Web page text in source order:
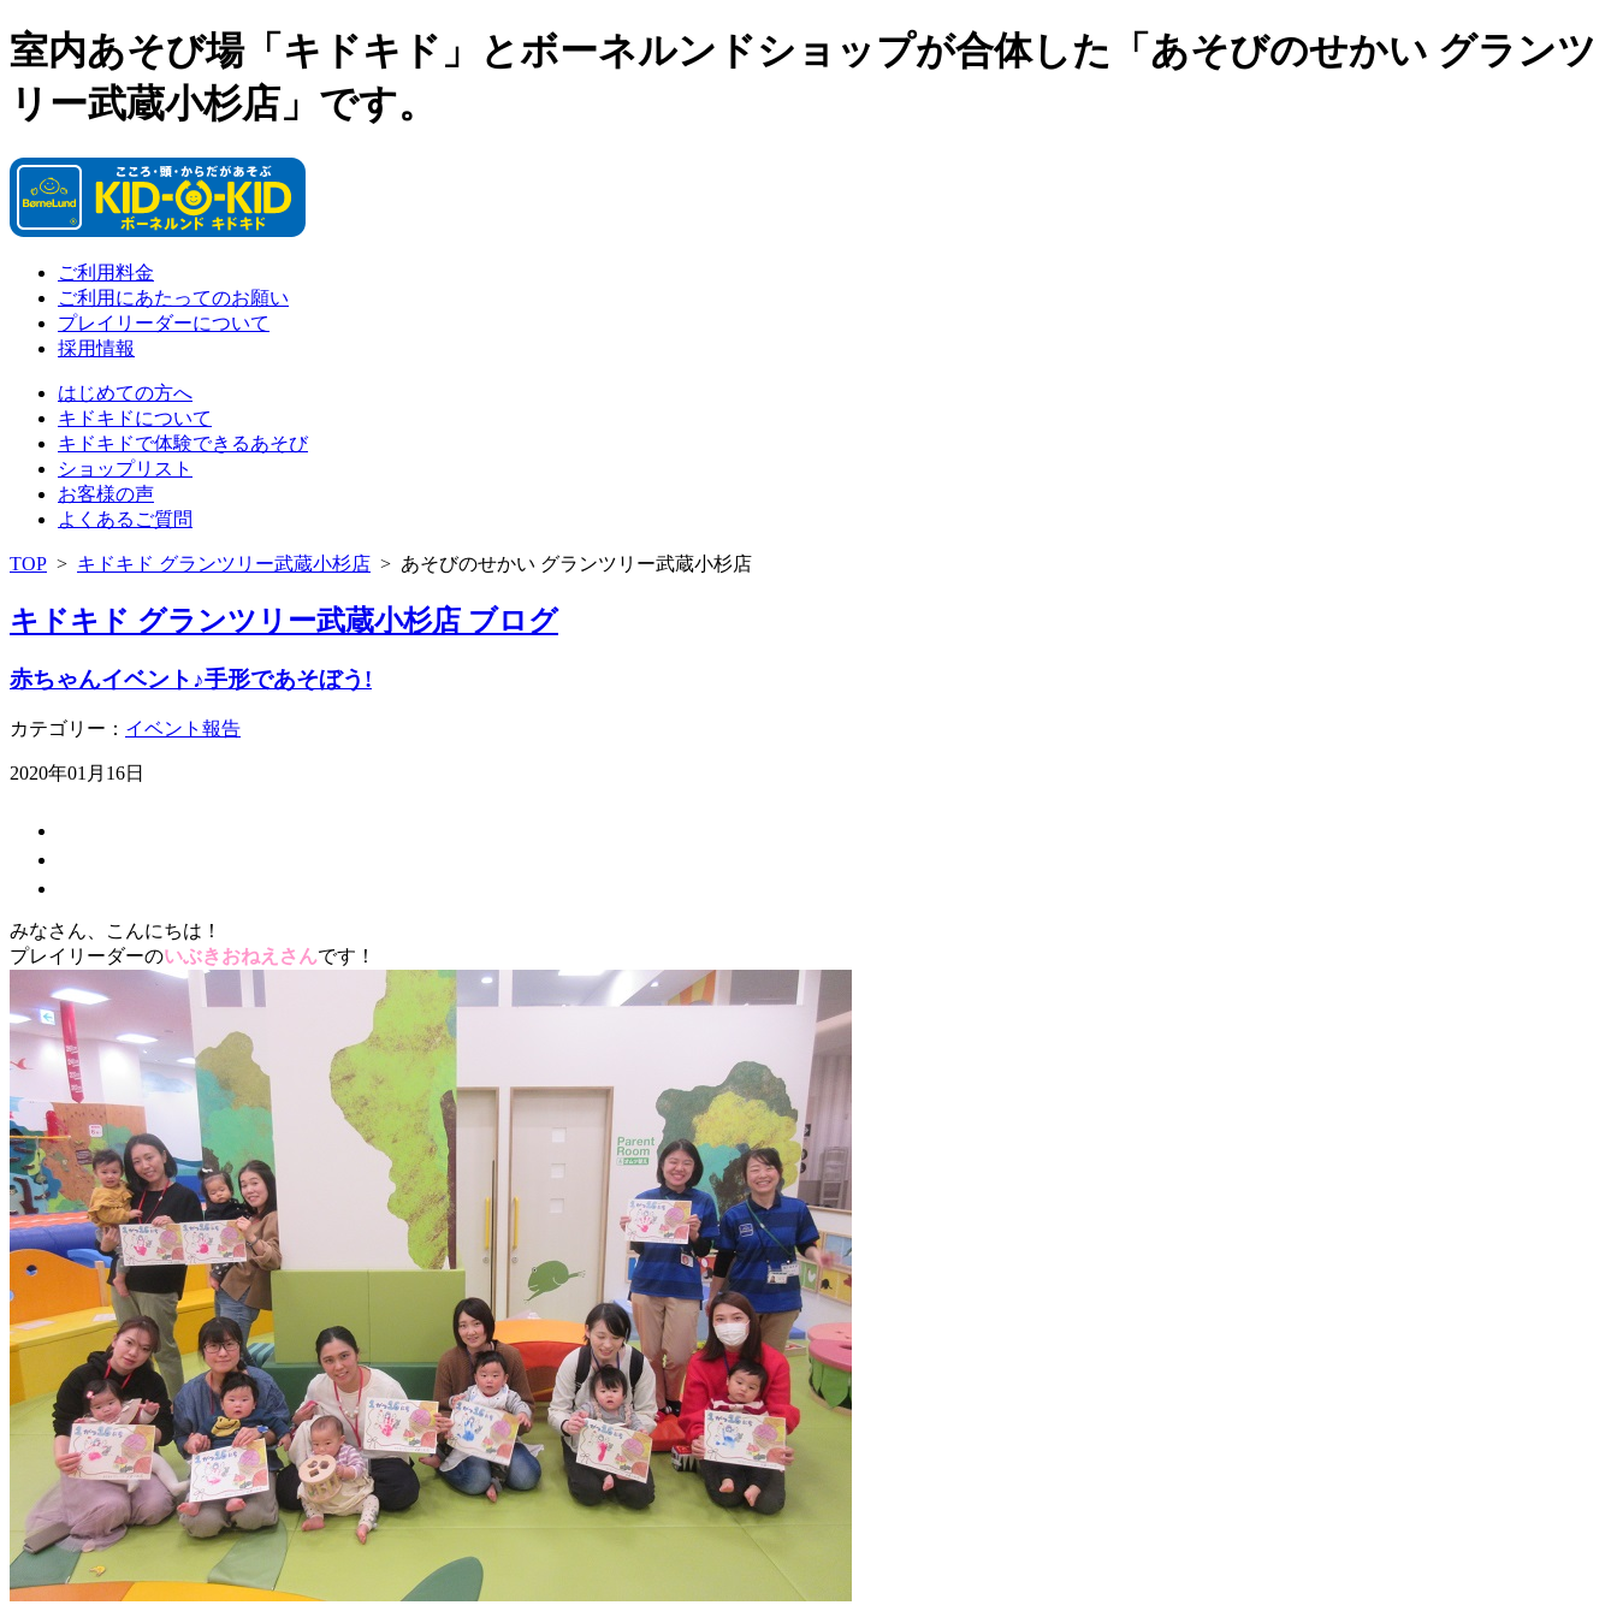
室内あそび場「キドキド」とボーネルンドショップが合体した「あそびのせかい グランツ
リー武蔵小杉店」です。
ご利用料金
ご利用にあたってのお願い
プレイリーダーについて
採用情報
はじめての方へ
キドキドについて
キドキドで体験できるあそび
ショップリスト
お客様の声
よくあるご質問
TOP > キドキド グランツリー武蔵小杉店 > あそびのせかい グランツリー武蔵小杉店
キドキド グランツリー武蔵小杉店 ブログ
赤ちゃんイベント♪手形であそぼう!
カテゴリー： イベント報告
2020年01月16日
みなさん、こんにちは！
プレイリーダーのいぶきおねえさんです！